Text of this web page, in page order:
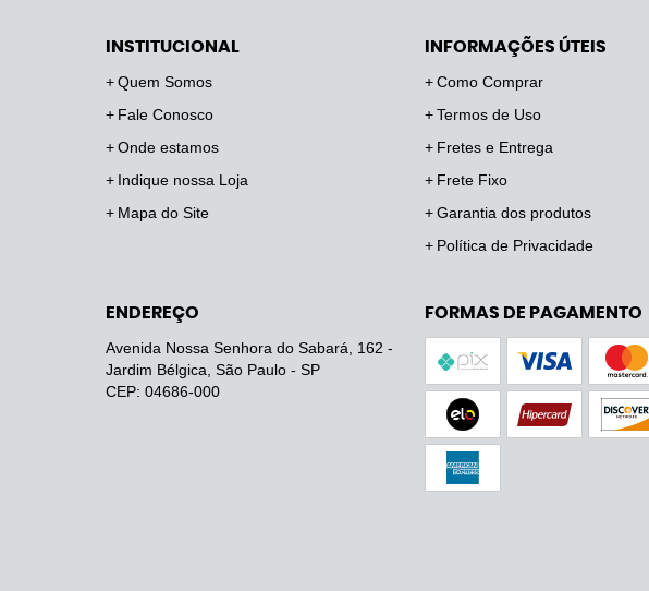
INSTITUCIONAL
Quem Somos
Fale Conosco
Onde estamos
Indique nossa Loja
Mapa do Site
INFORMAÇÕES ÚTEIS
Como Comprar
Termos de Uso
Fretes e Entrega
Frete Fixo
Garantia dos produtos
Política de Privacidade
ENDEREÇO
Avenida Nossa Senhora do Sabará, 162 -
Jardim Bélgica, São Paulo - SP
CEP: 04686-000
FORMAS DE PAGAMENTO